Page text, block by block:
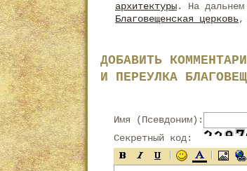
архитектуры. На дальнем
Благовещенская церковь,
ДОБАВИТЬ
И ПЕРЕУЛКА
Имя (Псевдоним):
Секретный код: